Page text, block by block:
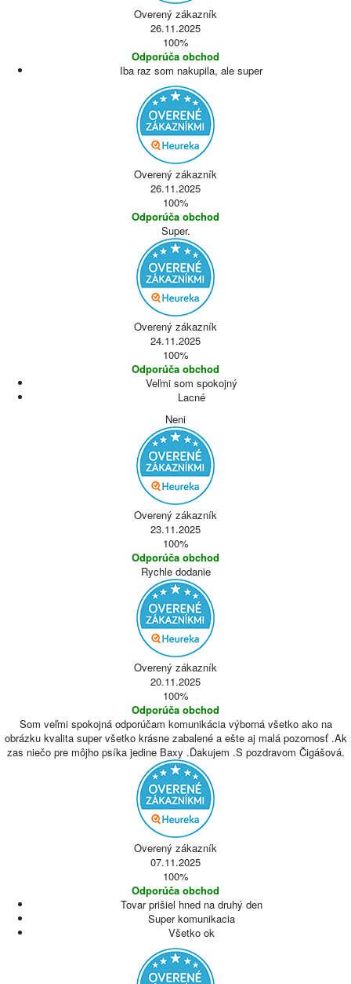
Overený zákazník
26.11.2025
100%
Odporúča obchod
Iba raz som nakupila, ale super
Overený zákazník
26.11.2025
100%
Odporúča obchod
Super.
Overený zákazník
24.11.2025
100%
Odporúča obchod
Veľmi som spokojný
Lacné
Neni
Overený zákazník
23.11.2025
100%
Odporúča obchod
Rychle dodanie
Overený zákazník
20.11.2025
100%
Odporúča obchod
Som veľmi spokojná odporúčam komunikácia výborná všetko ako na
obrázku kvalita super všetko krásne zabalené a ešte aj malá pozornosť .Ak
zas niečo pre môjho psíka jedine Baxy .Ďakujem .S pozdravom Čigášová.
Overený zákazník
07.11.2025
100%
Odporúča obchod
Tovar prišiel hned na druhý den
Super komunikacia
Všetko ok